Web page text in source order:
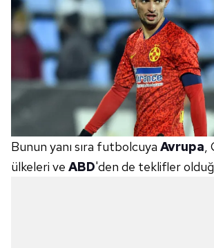
Çerezlere ilişkin tercihlerinizi aşağıda
vasıtasıyla belirleyebilirsiniz. Çerezlere
için Ayarlar butonuna tıklayabilir,Çerez
Metnimizi
ziyaret edebilirsiniz.
6698 sayılı Kişisel Verilerin Korunması
hazırlanmış Aydınlatma Metnimizi
ilgili mevzuata uygun olarak kullanılan
almak için lütfen
tıklayınız
Bunun yanı sıra futbolcuya Avrupa,
ülkeleri ve ABD'den de teklifler